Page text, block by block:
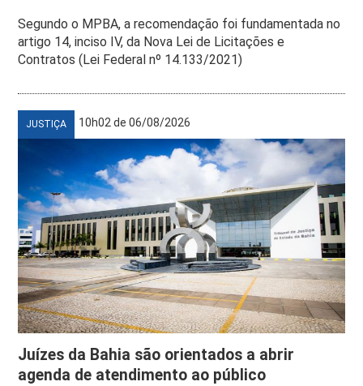
Segundo o MPBA, a recomendação foi fundamentada no
artigo 14, inciso IV, da Nova Lei de Licitações e
Contratos (Lei Federal nº 14.133/2021)
JUSTIÇA 10h02 de 06/08/2026
Juízes da Bahia são orientados a abrir
agenda de atendimento ao público